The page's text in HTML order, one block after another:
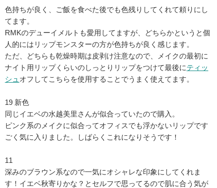
色持ちが良く、ご飯を食べた後でも色残りしてくれて頼りにし
てます。
RMKのデューイメルトも愛用してますが、どちらかというと個
人的にはリップモンスターの方が色持ちが良く感じます。
ただ、どちらも乾燥時期は皮剥け注意なので、メイクの最初に
ナイト用リップくらいのしっとりリップをつけて最後にティッ
シュ オフしてこちらを使用することでうまく使えてます。
19 新色
同じイエベの水越美里さんが似合っていたので購入。
ピンク系のメイクに似合ってオフィスでも浮かないリップです
ごく気に入りました。しばらくこれになりそうです！
11
深みのブラウン系なので一気にオシャレな印象にしてくれま
す！イエベ秋寄りかな？とセルフで思ってるので肌に合う気が